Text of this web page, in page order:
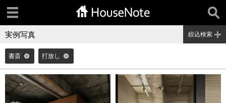
実例写真 絞込検索
書斎 打放し